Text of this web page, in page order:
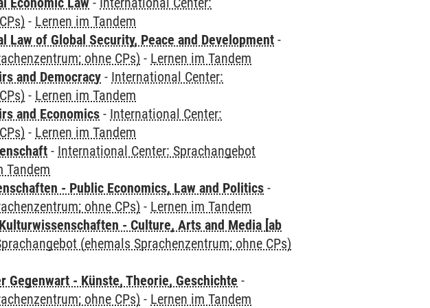
- Lernen im Tandem
of Global Security, Peace and Development -
ohne CPs) - Lernen im Tandem
and Democracy - International Center:
- Lernen im Tandem
and Economics - International Center:
- Lernen im Tandem
- International Center: Sprachangebot
Tandem
- Public Economics, Law and Politics -
ohne CPs) - Lernen im Tandem
- Culture, Arts and Media [ab
(ehemals Sprachenzentrum; ohne CPs)
- Künste, Theorie, Geschichte -
ohne CPs) - Lernen im Tandem